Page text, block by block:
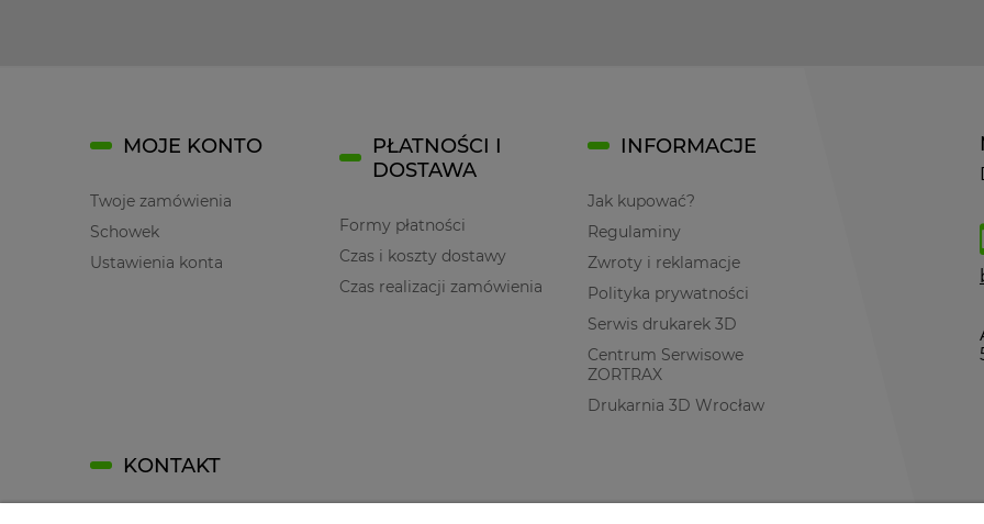
MOJE KONTO
Twoje zamówienia
Schowek
Ustawienia konta
PŁATNOŚCI I
DOSTAWA
Formy płatności
Czas i koszty dostawy
Czas realizacji zamówienia
INFORMACJE
Jak kupować?
Regulaminy
Zwroty i reklamacje
Polityka prywatności
Serwis drukarek 3D
Centrum Serwisowe
ZORTRAX
Drukarnia 3D Wrocław
KONTAKT